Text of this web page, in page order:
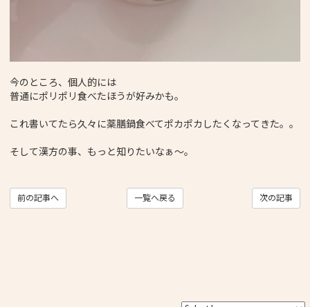
今のところ、個人的には
普通にポリポリ食べたほうが好みかも。
これ書いてたら久々に薬膳鍋食べてポカポカしたくなってきた。。
そして漢方の事、もっと知りたいなぁ〜。
次の記事
一覧へ戻る
前の記事へ